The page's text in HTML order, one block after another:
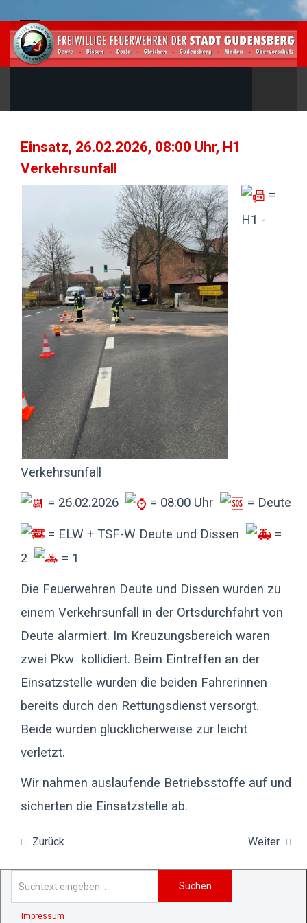
Einsatz, 26.02.2026, 08:00 Uhr, H1
Verkehrsunfall
=
H1 -
Verkehrsunfall
= 26.02.2026
= 08:00 Uhr = Deute
= ELW + TSF-W Deute und Dissen
=
2
= 1
Die Feuerwehren Deute und Dissen wurden zu
einem Verkehrsunfall in der Ortsdurchfahrt von
Deute alarmiert. Im Kreuzungsbereich waren
zwei Pkw kollidiert. Beim Eintreffen an der
Einsatzstelle wurden die beiden Fahrerinnen
bereits durch den Rettungsdienst versorgt.
Beide wurden glücklicherweise zur leicht
verletzt.
Wir nahmen auslaufende Betriebsstoffe auf und
sicherten die Einsatzstelle ab.
Zurück Weiter
Suchen
Impressum